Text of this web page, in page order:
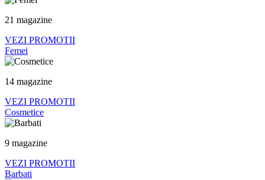
21 magazine
VEZI PROMOTII
Femei
14 magazine
VEZI PROMOTII
Cosmetice
9 magazine
VEZI PROMOTII
Barbati